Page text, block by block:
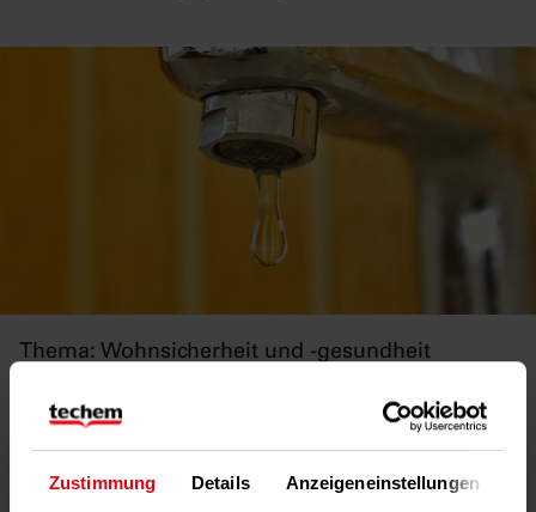
Zustimmung Details Anzeigeneinstellungen
Thema: Wohnsicherheit und -gesundheit
Der Rauchwarnmelderpflicht ist nachzukommen, die in allen
Bundesländern fast immer auch in Bestandsgebäuden gilt.
Immobilien sollten vor Gefahren, wie Hitze, hoher
Luftfeuchtigkeit oder Kohlenmonoxid geschützt werden. Die
Trinkwassersicherheit ist sicherzustellen.